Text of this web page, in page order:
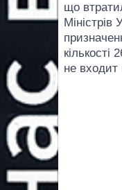
що
Міністрів
не входит